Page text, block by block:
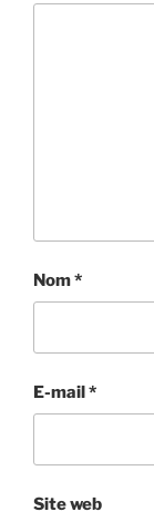
Nom*
E-mail*
Site web